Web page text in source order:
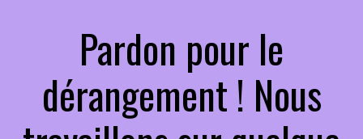
Pardon pour le
dérangement ! Nous